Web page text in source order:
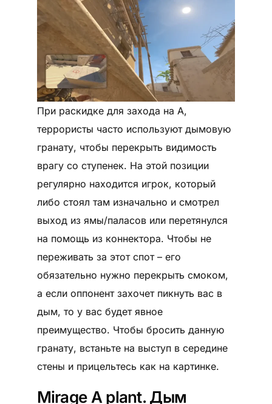
При раскидке для захода на A,
террористы часто используют дымовую
гранату, чтобы перекрыть видимость
врагу со ступенек. На этой позиции
регулярно находится игрок, который
либо стоял там изначально и смотрел
выход из ямы/паласов или перетянулся
на помощь из коннектора. Чтобы не
переживать за этот спот – его
обязательно нужно перекрыть смоком,
а если оппонент захочет пикнуть вас в
дым, то у вас будет явное
преимущество. Чтобы бросить данную
гранату, встаньте на выступ в середине
стены и прицельтесь как на картинке.
Mirage А plant. Дым